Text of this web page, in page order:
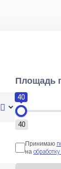
Площадь
40
40
Принимаю
на